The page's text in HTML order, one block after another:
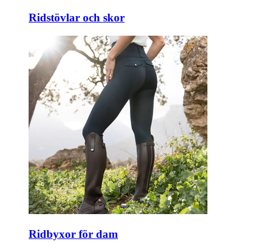
Ridstövlar och skor
Ridbyxor för dam